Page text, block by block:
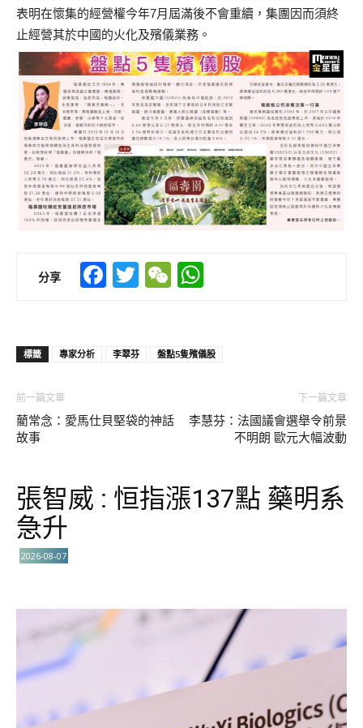
表明在懷集的經營權今年7月屆滿後不會重續，集團因而須終
止經營其於中國的火化及殯儀業務。
分享 Facebook
TwitterWeChat
標籤 專家分析 李翠芬 盤點5隻殯儀股
前一篇文章
藺常念：愛馬仕貝堅袋的神話
故事
下一篇文章
李慧芬：法國議會選舉令前景
不明朗 歐元大幅波動
張智威 : 恒指漲137點 藥明系
急升
2026-08-07